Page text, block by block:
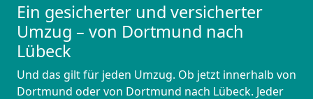
Ein gesicherter und versicherter
Umzug – von Dortmund nach
Lübeck
Und das gilt für jeden Umzug. Ob jetzt innerhalb von
Dortmund oder von Dortmund nach Lübeck. Jeder